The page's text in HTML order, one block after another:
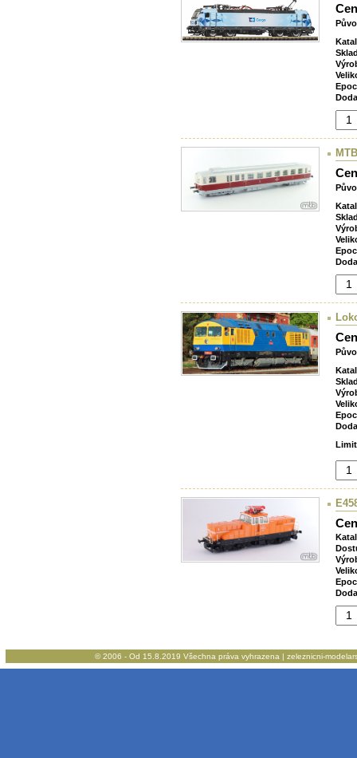
© 2006 - Od 15.8.2019 Všechna práva vyhrazena | zeleznicni-